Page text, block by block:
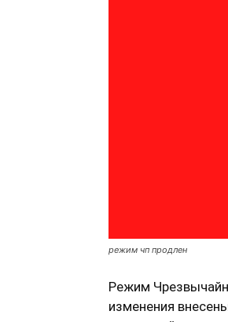
режим чп продлен
Режим
изменения